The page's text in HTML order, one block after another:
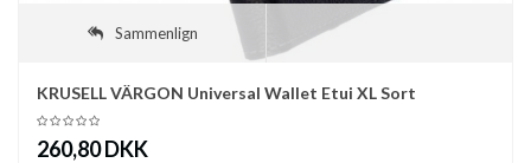
Sammenlign
KRUSELL VÄRGON Universal Wallet Etui XL Sort
260,80 DKK